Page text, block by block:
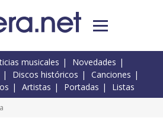
musicales
Novedades
Discos históricos
Canciones
Artistas Portadas Listas